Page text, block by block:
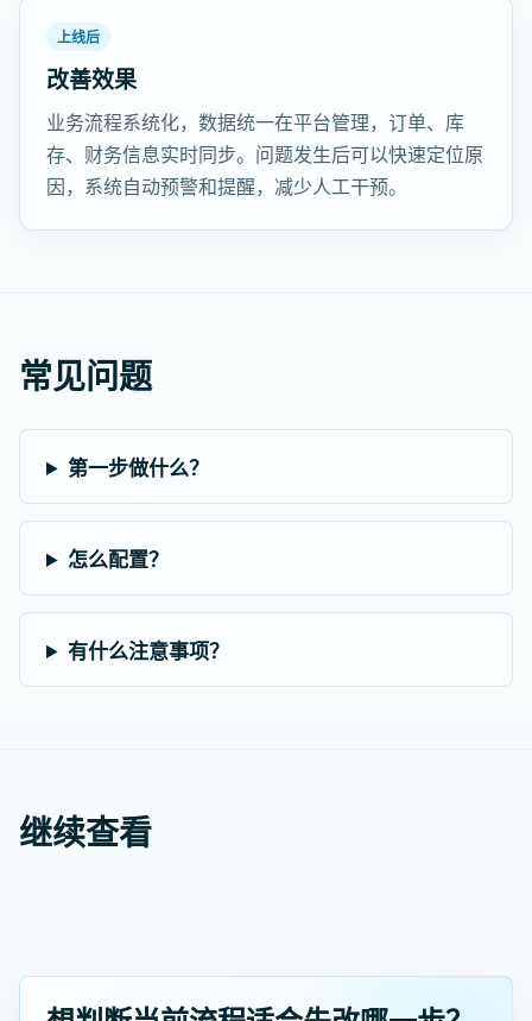
上线后
改善效果
业务流程系统化，数据统一在平台管理，订单、库
存、财务信息实时同步。问题发生后可以快速定位原
因，系统自动预警和提醒，减少人工干预。
常见问题
第一步做什么？
怎么配置？
有什么注意事项？
继续查看